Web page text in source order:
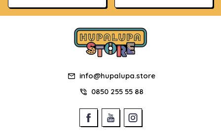
info@hupalupa.store
0850 255 55 88